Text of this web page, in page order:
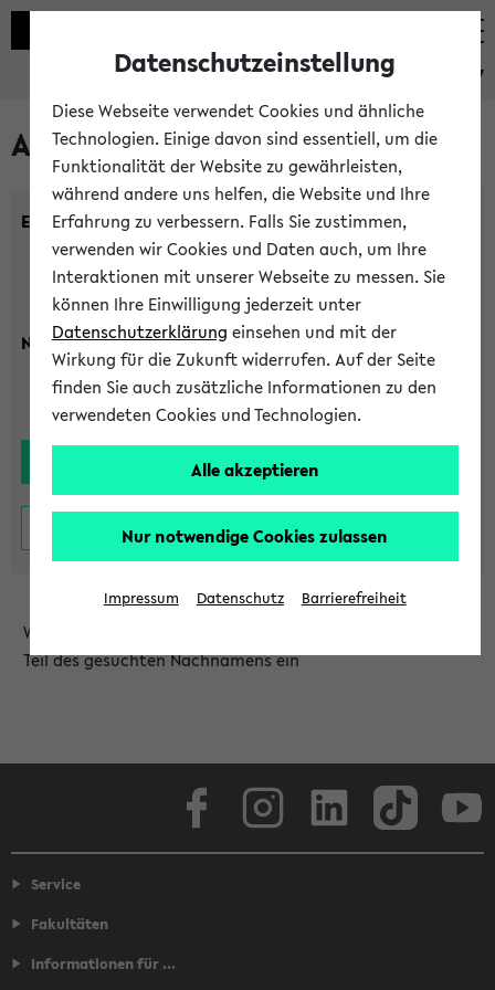
eKVV
Alle Lehrenden
Einrichtung:
Nachname:
Wählen Sie die Einrichtung aus und/oder geben Sie einen
Teil des gesuchten Nachnamens ein
Service
Fakultäten
Informationen für ...
Datenschutzeinstellung
Diese Webseite verwendet Cookies und ähnliche
Technologien. Einige davon sind essentiell, um die
Funktionalität der Website zu gewährleisten,
während andere uns helfen, die Website und Ihre
Erfahrung zu verbessern. Falls Sie zustimmen,
verwenden wir Cookies und Daten auch, um Ihre
Interaktionen mit unserer Webseite zu messen. Sie
können Ihre Einwilligung jederzeit unter
Datenschutzerklärung einsehen und mit der
Wirkung für die Zukunft widerrufen. Auf der Seite
finden Sie auch zusätzliche Informationen zu den
verwendeten Cookies und Technologien.
Alle akzeptieren
Nur notwendige Cookies zulassen
Impressum Datenschutz Barrierefreiheit